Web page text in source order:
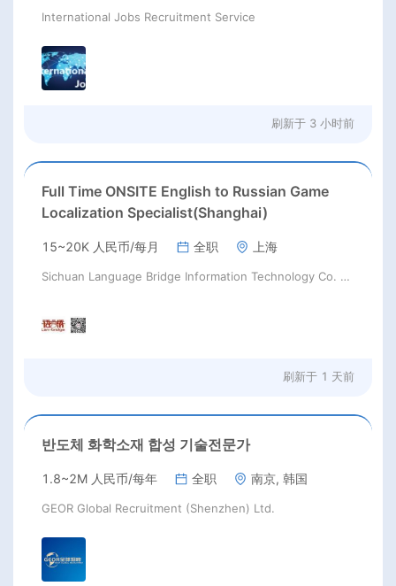
International Jobs Recruitment Service
刷新于 3 小时前
Full Time ONSITE English to Russian Game
Localization Specialist(Shanghai)
15~20K 人民币/每月 全职 上海
Sichuan Language Bridge Information Technology Co. LTD
刷新于 1 天前
반도체 화학소재 합성 기술전문가
1.8~2M 人民币/每年 全职 南京, 韩国
GEOR Global Recruitment (Shenzhen) Ltd.